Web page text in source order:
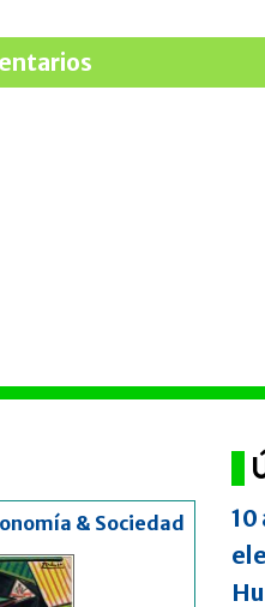
& Sociedad 10